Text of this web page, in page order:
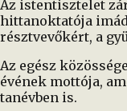
Az istentisztelet
hittanoktatója
résztvevőkért, a
Az egész
évének mottója,
tanévben is.